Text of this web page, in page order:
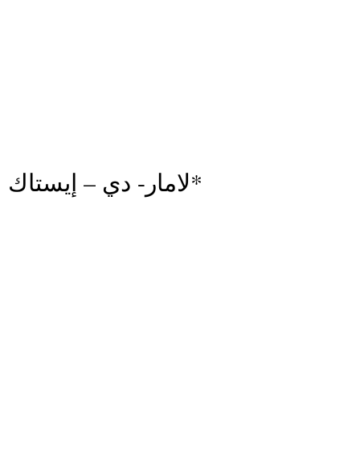
*لامار- دي – إيستاك